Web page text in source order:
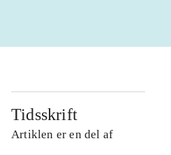
Tidsskrift
Artiklen er en del af